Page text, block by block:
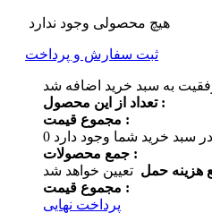
هیچ محصولی وجود ندارد
ثبت سفارش و پرداخت
به سبد خرید اضافه شد
تعداد از این محصول :
مجموع قیمت :
0
جمع محصولات :
هزینه حمل تعیین خواهد شد
مجموع قیمت :
پرداخت نهایی